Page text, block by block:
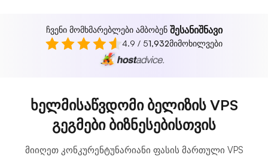
ჩვენი მომხმარებლები ამბობენ შესანიშნავი
4.9 / 51,932მიმოხილვები
ხელმისაწვდომი ბელიზის VPS
გეგმები ბიზნესებისთვის
მიიღეთ კონკურენტუნარიანი ფასის მართული VPS